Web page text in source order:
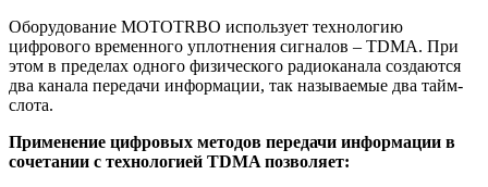
Оборудование MOTOTRBO использует технологию
цифрового временного уплотнения сигналов – TDMA. При
этом в пределах одного физического радиоканала создаются
два канала передачи информации, так называемые два тайм-
слота.
Применение цифровых методов передачи информации в
сочетании с технологией TDMA позволяет: